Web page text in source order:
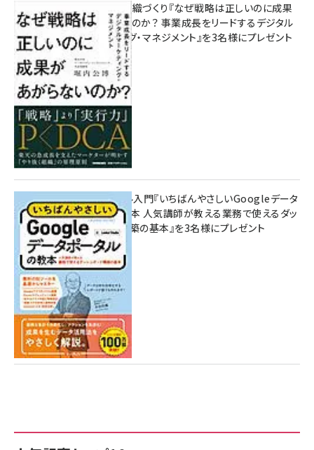
成果を生む組織づくり『なぜ戦略は正しいのに成果
があがらないのか？ 事業成長をリードするデジタル
マーケティング・マネジメント』を3名様にプレゼント
10:00
無料BIツール入門『いちばんやさしいGoogleデータ
ポータルの教本 人気講師が教える業務で使えるダッ
シュボード構築の基本』を3名様にプレゼント
7月31日 10:00